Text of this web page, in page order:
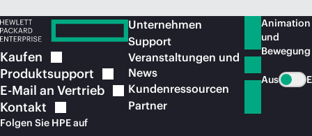
Kaufen
Produktsupport
E-Mail an Vertrieb
Kontakt
Folgen Sie HPE auf
Unternehmen
Support
Veranstaltungen und
News
Kundenressourcen
Partner
Animation
und
Bewegung
Aus